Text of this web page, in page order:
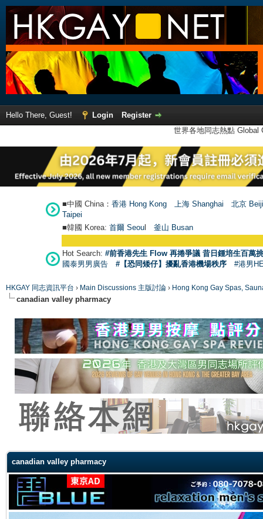
Hello There, Guest! Login
Register
世界各地同志熱點
■中國 China： 香港 Hong Kong 上海 Shanghai
北京
Taipei
■韓國 Korea: 首爾 Seoul 釜山 Busan
Hot Search: #前香港先生 Flow 再捲爭議 昔日鍾培生百萬
國泰男男廣告
#【恐同矮仔】擾亂香港機場秩序 #港男
HKGAY 同志資訊平台 › Main Discussions 主版討論 › Hong Kong Gay Spas,
canadian valley pharmacy
canadian valley pharmacy